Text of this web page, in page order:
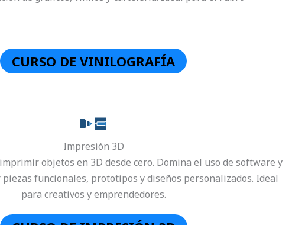
CURSO DE VINILOGRAFÍA
Impresión 3D
objetos en 3D desde cero. Domina el uso de software y
funcionales, prototipos y diseños personalizados. Ideal
para creativos y emprendedores.